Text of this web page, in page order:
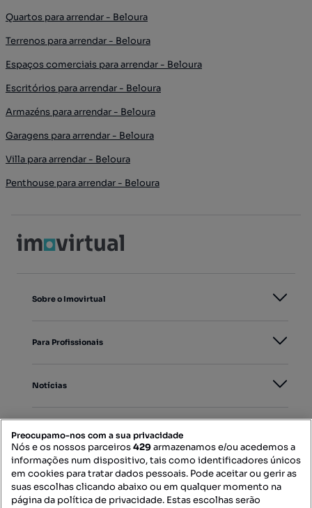
Quartos para arrendar - Beloura
Terrenos para arrendar - Beloura
Espaços comerciais para arrendar - Beloura
Escritórios para arrendar - Beloura
Armazéns para arrendar - Beloura
Garagens para arrendar - Beloura
Villa para arrendar - Beloura
Penthouse para arrendar - Beloura
Sobre o Imovirtual
Para Profissionais
Notícias
Mapa do Site
Preocupamo-nos com a sua privacidade
Nós e os nossos parceiros429armazenamos e/ou acedemos a
informações num dispositivo, tais como identificadores únicos
em cookies para tratar dados pessoais. Pode aceitar ou gerir as
suas escolhas clicando abaixo ou em qualquer momento na
página da política de privacidade. Estas escolhas serão